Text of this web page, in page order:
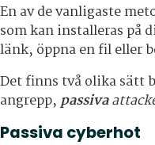
En av de vanligaste
som kan installeras på
länk, öppna en fil eller
Det finns två olika sätt
angrepp, passiva
Passiva cyberhot